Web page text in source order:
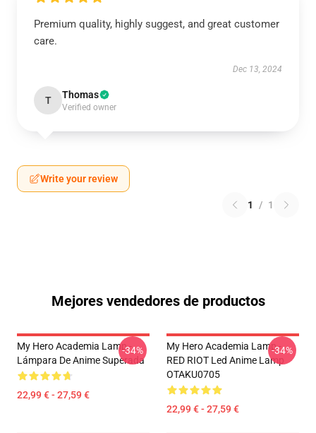
Premium quality, highly suggest, and great customer
care.
Dec 13, 2024
T Thomas
Verified owner
Write your review
1 / 1
Mejores vendedores de productos
My Hero Academia Lamp -
Lámpara De Anime Superada
22,99 € - 27,59 €
-34%
My Hero Academia Lamp -
RED RIOT Led Anime Lamp
OTAKU0705
22,99 € - 27,59 €
-34%